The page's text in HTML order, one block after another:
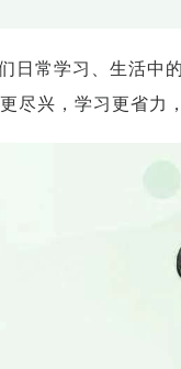
日常学习、生活
尽兴，学习更省力